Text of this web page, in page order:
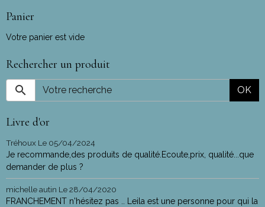
Panier
Votre panier est vide
Rechercher un produit
OK
Livre d'or
Tréhoux Le 05/04/2024
Je recommande,des produits de qualité.Ecoute,prix, qualité...que
demander de plus ?
michelle autin Le 28/04/2020
FRANCHEMENT n'hésitez pas .. Leila est une personne pour qui la